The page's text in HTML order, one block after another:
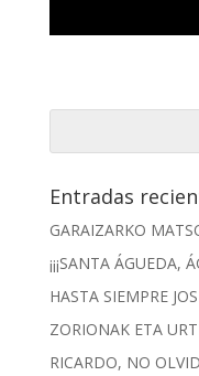
Entradas
GARAIZARKO
¡¡¡SANTA ÁGUEDA,
HASTA SIEMPRE
ZORIONAK ETA
RICARDO, NO